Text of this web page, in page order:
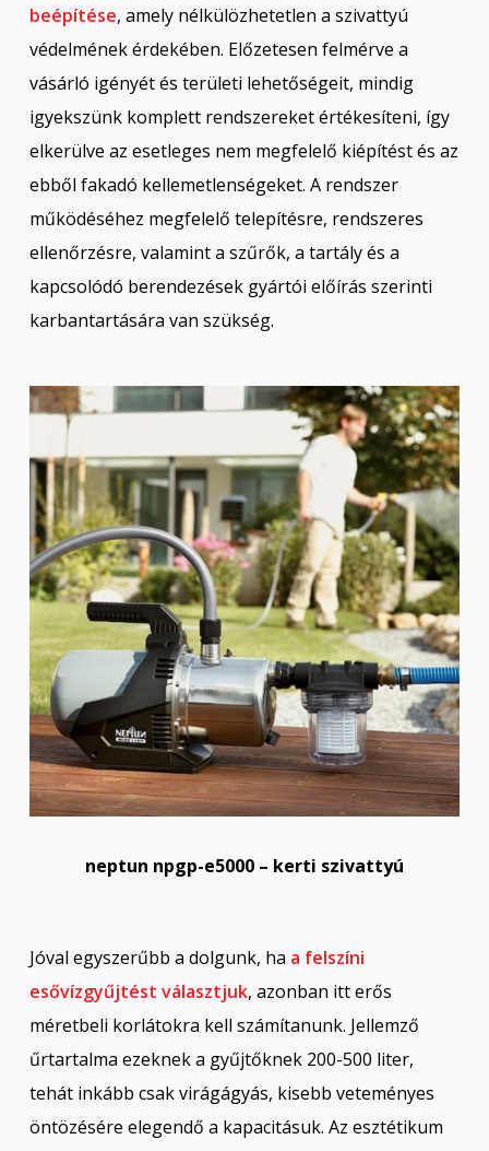
beépítése, amely nélkülözhetetlen a szivattyú
védelmének érdekében. Előzetesen felmérve a
vásárló igényét és területi lehetőségeit, mindig
igyekszünk komplett rendszereket értékesíteni, így
elkerülve az esetleges nem megfelelő kiépítést és az
ebből fakadó kellemetlenségeket. A rendszer
működéséhez megfelelő telepítésre, rendszeres
ellenőrzésre, valamint a szűrők, a tartály és a
kapcsolódó berendezések gyártói előírás szerinti
karbantartására van szükség.
neptun npgp-e5000 – kerti szivattyú
Jóval egyszerűbb a dolgunk, ha a felszíni
esővízgyűjtést választjuk, azonban itt erős
méretbeli korlátokra kell számítanunk. Jellemző
űrtartalma ezeknek a gyűjtőknek 200-500 liter,
tehát inkább csak virágágyás, kisebb veteményes
öntözésére elegendő a kapacitásuk. Az esztétikum